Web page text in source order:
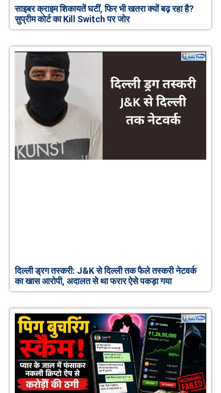
साइबर क्राइम शिकायतें घटीं, फिर भी खतरा क्यों बढ़ रहा है?
सुप्रीम कोर्ट का Kill Switch पर जोर
दिल्ली ड्रग तस्करी: J&K से दिल्ली तक फैले तस्करी नेटवर्क
का खास आरोपी, अदालत से था फरार ऐसे पकड़ा गया